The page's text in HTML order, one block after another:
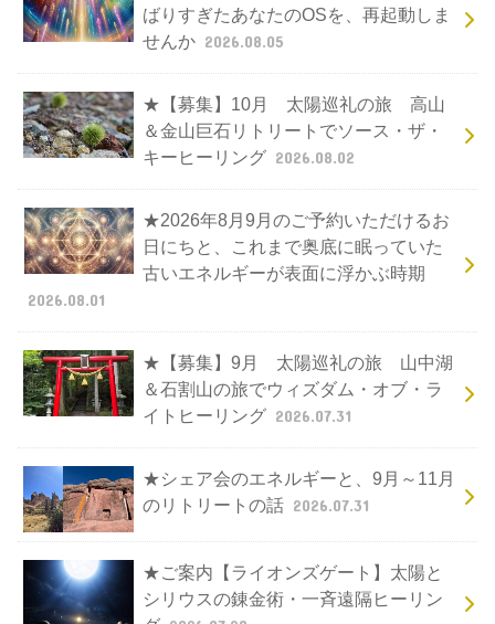
ばりすぎたあなたのOSを、再起動しま
せんか 2026.08.05
★【募集】10月 太陽巡礼の旅 高山
＆金山巨石リトリートでソース・ザ・
キーヒーリング 2026.08.02
★2026年8月9月のご予約いただけるお
日にちと、これまで奥底に眠っていた
古いエネルギーが表面に浮かぶ時期
2026.08.01
★【募集】9月 太陽巡礼の旅 山中湖
＆石割山の旅でウィズダム・オブ・ラ
イトヒーリング 2026.07.31
★シェア会のエネルギーと、9月～11月
のリトリートの話 2026.07.31
★ご案内【ライオンズゲート】太陽と
シリウスの錬金術・一斉遠隔ヒーリン